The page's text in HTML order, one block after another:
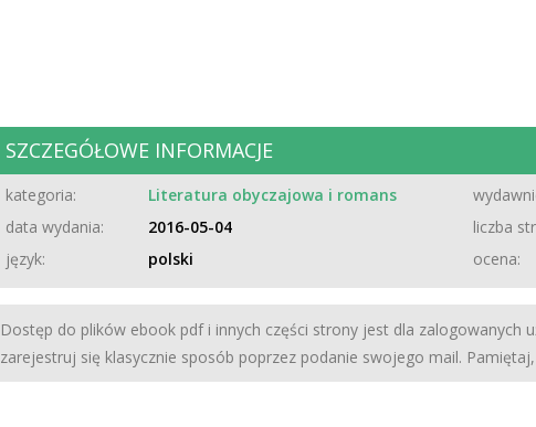
SZCZEGÓŁOWE INFORMACJE
kategoria: Literatura obyczajowa i romans
data wydania:
2016-05-04 liczba
język:
polski ocena:
Dostęp do plików ebook pdf i innych części strony jest dla zalogowanych
zarejestruj się klasycznie sposób poprzez podanie swojego mail.